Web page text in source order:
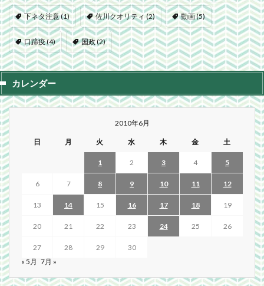
下ネタ注意(1) 佐川クオリティ(2) 動画(5)
口蹄疫(4) 国政 (2)
カレンダー
2010年6月
日 月 火 水 木 金 土
1 2 3 4 5
6 7 8 9 10 11 12
13 14 15 16 17 18 19
20 21 22 23 24 25 26
27 28 29
30
« 5月 7月 »